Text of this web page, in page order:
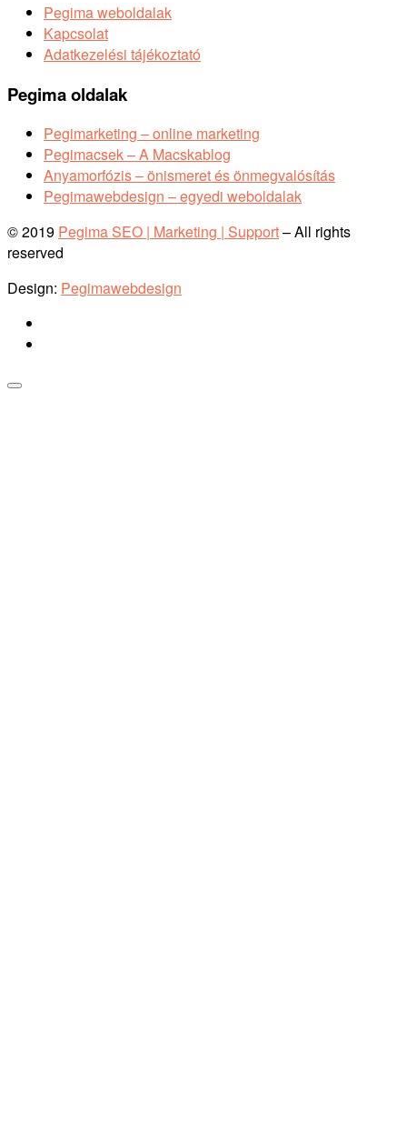
Pegima weboldalak
Kapcsolat
Adatkezelési tájékoztató
Pegima oldalak
Pegimarketing – online marketing
Pegimacsek – A Macskablog
Anyamorfózis – önismeret és önmegvalósítás
Pegimawebdesign – egyedi weboldalak
© 2019 Pegima SEO | Marketing | Support–All rights
reserved
Design: Pegimawebdesign